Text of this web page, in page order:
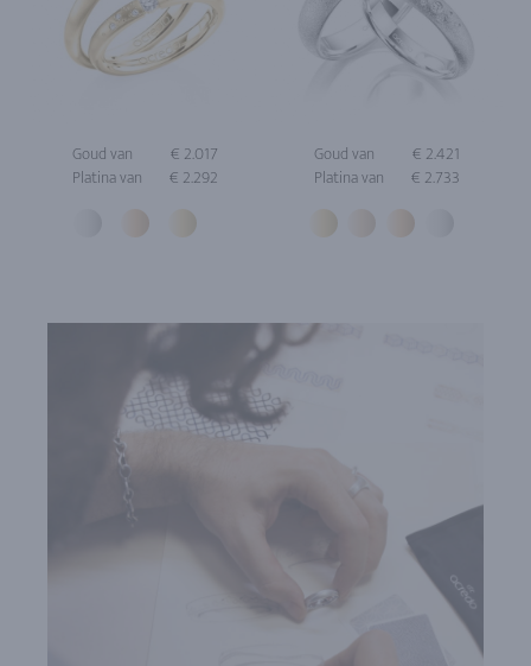
Goud van
€ 2.017
Platina van
€ 2.292
Goud van
€ 2.421
Platina van
€ 2.733